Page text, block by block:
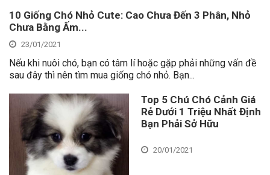
10 Giống Chó Nhỏ Cute: Cao Chưa Đến 3 Phân, Nhỏ
Chưa Bằng Ấm...
23/01/2021
Nếu khi nuôi chó, bạn có tâm lí hoặc gặp phải những vấn đề
sau đây thì nên tìm mua giống chó nhỏ. Bạn...
Top 5 Chú Chó Cảnh Giá
Rẻ Dưới 1 Triệu Nhất Định
Bạn Phải Sở Hữu
20/01/2021